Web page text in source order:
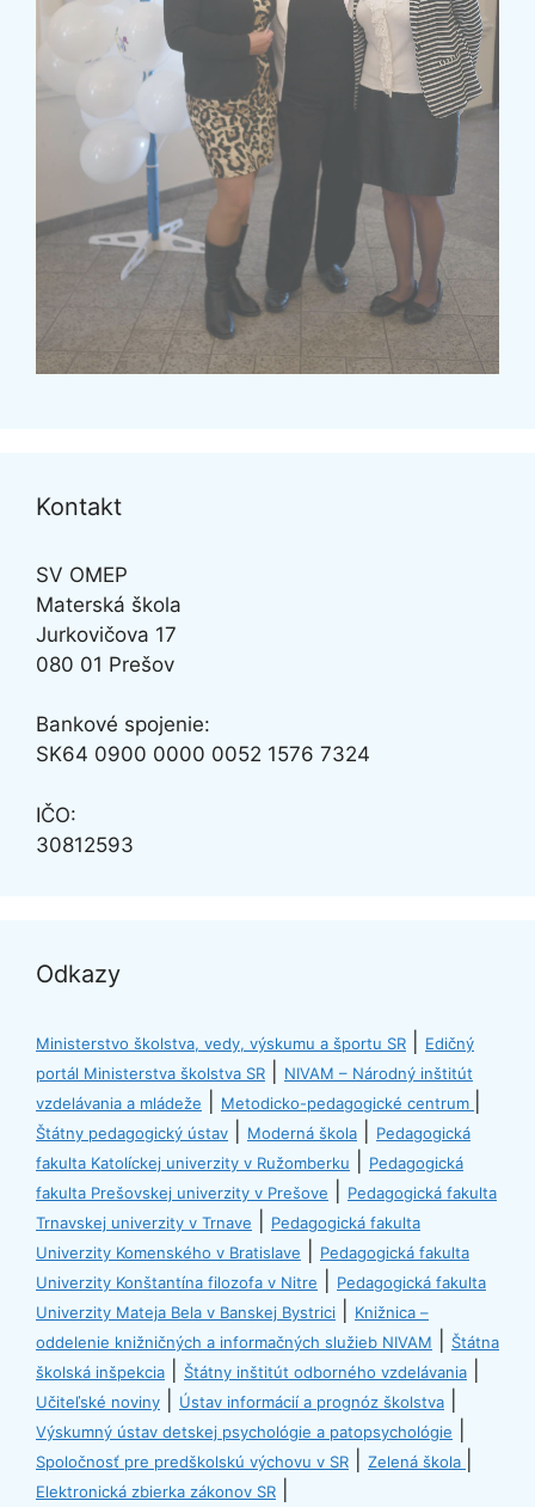
Kontakt
SV OMEP
Materská škola
Jurkovičova 17
080 01 Prešov
Bankové spojenie:
SK64 0900 0000 0052 1576 7324
IČO:
30812593
Odkazy
Ministerstvo školstva, vedy, výskumu a športu SR
Edičný
portál Ministerstva školstva SR
NIVAM – Národný inštitút
vzdelávania a mládeže
Metodicko-pedagogické centrum
Štátny pedagogický ústav Moderná škola
Pedagogická
fakulta Katolíckej univerzity v Ružomberku
Pedagogická
fakulta Prešovskej univerzity v Prešove
Pedagogická fakulta
Trnavskej univerzity v Trnave
Pedagogická fakulta
Univerzity Komenského v Bratislave
Pedagogická fakulta
Univerzity Konštantína filozofa v Nitre
Pedagogická fakulta
Univerzity Mateja Bela v Banskej Bystrici
Knižnica –
oddelenie knižničných a informačných služieb NIVAM
Štátna
školská inšpekcia
Štátny inštitút odborného vzdelávania
Učiteľské noviny Ústav informácií a prognóz školstva
Výskumný ústav detskej psychológie a patopsychológie
Spoločnosť pre predškolskú výchovu v SR Zelená škola
Elektronická zbierka zákonov SR